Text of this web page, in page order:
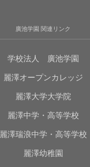
廣池学園 関連リンク
学校法人 廣池学園
麗澤オープンカレッジ
麗澤大学大学院
麗澤中学・高等学校
麗澤瑞浪中学・高等学校
麗澤幼稚園